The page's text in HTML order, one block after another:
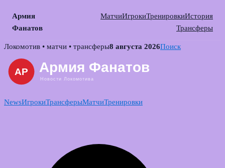
Армия
Фанатов
МатчиИгрокиТренировкиИстория
Трансферы
Skip
content
Локомотив • матчи • трансферы8 августа 2026Поиск
NewsИгрокиТрансферыМатчиТренировки